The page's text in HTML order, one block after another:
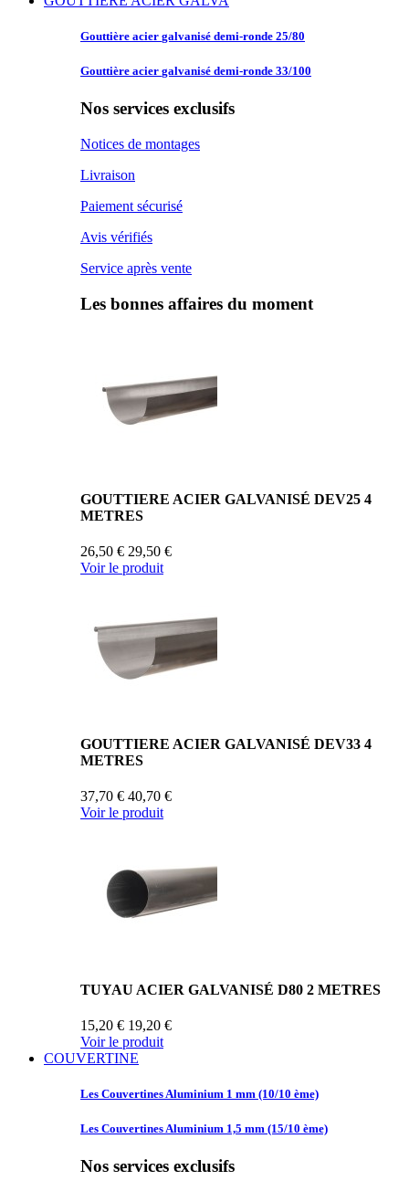
Gouttière acier galvanisé demi-ronde 25/80
Gouttière acier galvanisé demi-ronde 33/100
Nos services exclusifs
Notices de montages
Livraison
Paiement sécurisé
Avis vérifiés
Service après vente
Les bonnes affaires du moment
GOUTTIERE ACIER GALVANISÉ DEV25 4
METRES
26,50 € 29,50 €
Voir le produit
GOUTTIERE ACIER GALVANISÉ DEV33 4
METRES
37,70 € 40,70 €
Voir le produit
TUYAU ACIER GALVANISÉ D80 2 METRES
15,20 € 19,20 €
Voir le produit
COUVERTINE
Les CouvertinesAluminium 1 mm (10/10 ème)
Les CouvertinesAluminium 1,5 mm (15/10 ème)
Nos services exclusifs